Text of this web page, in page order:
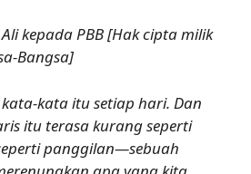
kepada PBB [Hak cipta milik
Bangsa]
kata itu setiap hari. Dan
itu terasa kurang seperti
panggilan—sebuah